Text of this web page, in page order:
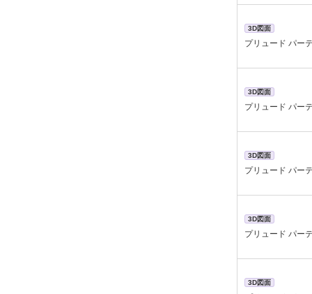
3D図面
プリュード パー
3D図面
プリュード パー
3D図面
プリュード パー
3D図面
プリュード パー
3D図面